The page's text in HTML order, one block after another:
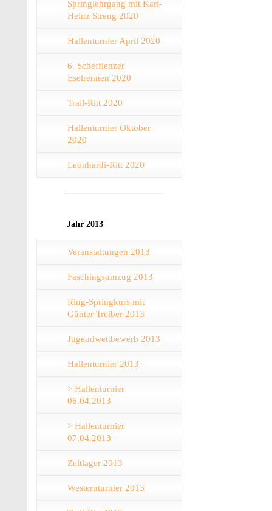
Springlehrgang mit Karl-
Heinz Streng 2020
Hallenturnier April 2020
6. Schefflenzer
Eselrennen 2020
Trail-Ritt 2020
Hallenturnier Oktober
2020
Leonhardi-Ritt 2020
Jahr 2013
Veranstaltungen 2013
Faschingsumzug 2013
Ring-Springkurs mit
Günter Treiber 2013
Jugendwettbewerb 2013
Hallenturnier 2013
> Hallenturnier
06.04.2013
> Hallenturnier
07.04.2013
Zeltlager 2013
Westernturnier 2013